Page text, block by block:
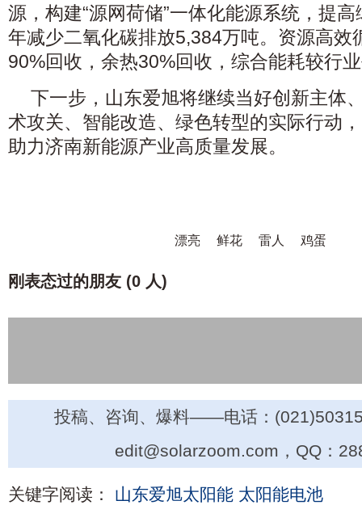
源，构建“源网荷储”一体化能源系统，提
年减少二氧化碳排放‌5,384万吨‌。资源高效
90%回收，余热30%回收，综合能耗较行
下一步，山东爱旭将继续当好创新主体
术攻关、智能改造、绿色转型的实际行动
助力济南新能源产业高质量发展。
漂亮 鲜花 雷人 鸡蛋
刚表态过的朋友 (0 人)
投稿、咨询、爆料——电话：
edit@solarzoom.com，QQ：
关键字阅读： 山东爱旭太阳能 太阳能电池